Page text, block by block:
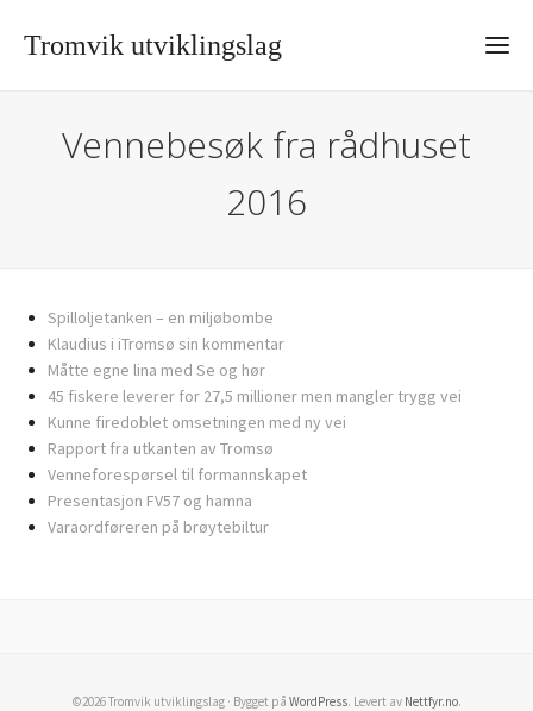
Tromvik utviklingslag
Vennebesøk fra rådhuset
2016
Spilloljetanken – en miljøbombe
Klaudius i iTromsø sin kommentar
Måtte egne lina med Se og hør
45 fiskere leverer for 27,5 millioner men mangler trygg vei
Kunne firedoblet omsetningen med ny vei
Rapport fra utkanten av Tromsø
Venneforespørsel til formannskapet
Presentasjon FV57 og hamna
Varaordføreren på brøytebiltur
©2026 Tromvik utviklingslag · Bygget på WordPress. Levert av Nettfyr.no.